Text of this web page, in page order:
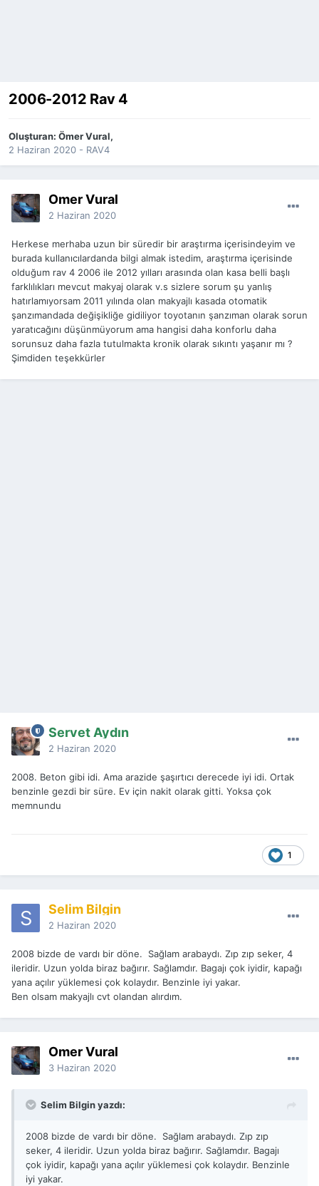
2006-2012 Rav 4
Oluşturan: Ömer Vural,
2 Haziran 2020 - RAV4
Ömer Vural
2 Haziran 2020
Herkese merhaba uzun bir süredir bir araştırma içerisindeyim ve
burada kullanıcılardanda bilgi almak istedim, araştırma içerisinde
olduğum rav 4 2006 ile 2012 yılları arasında olan kasa belli başlı
farklılıkları mevcut makyaj olarak v.s sizlere sorum şu yanlış
hatırlamıyorsam 2011 yılında olan makyajlı kasada otomatik
şanzımandada değişikliğe gidiliyor toyotanın şanzıman olarak sorun
yaratıcağını düşünmüyorum ama hangisi daha konforlu daha
sorunsuz daha fazla tutulmakta kronik olarak sıkıntı yaşanır mı ?
Şimdiden teşekkürler
Servet Aydın
2 Haziran 2020
2008. Beton gibi idi. Ama arazide şaşırtıcı derecede iyi idi. Ortak
benzinle gezdi bir süre. Ev için nakit olarak gitti. Yoksa çok
memnundu
1
Selim Bilgin
2 Haziran 2020
2008 bizde de vardı bir döne. Sağlam arabaydı. Zıp zıp seker, 4
ileridir. Uzun yolda biraz bağırır. Sağlamdır. Bagajı çok iyidir, kapağı
yana açılır yüklemesi çok kolaydır. Benzinle iyi yakar.
Ben olsam makyajlı cvt olandan alırdım.
Ömer Vural
3 Haziran 2020
Selim Bilgin yazdı:
2008 bizde de vardı bir döne. Sağlam arabaydı. Zıp zıp
seker, 4 ileridir. Uzun yolda biraz bağırır. Sağlamdır. Bagajı
çok iyidir, kapağı yana açılır yüklemesi çok kolaydır. Benzinle
iyi yakar.